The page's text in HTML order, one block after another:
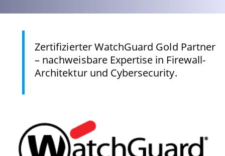
Zertifizierter WatchGuard Gold Partner
– nachweisbare Expertise in Firewall-
Architektur und Cybersecurity.